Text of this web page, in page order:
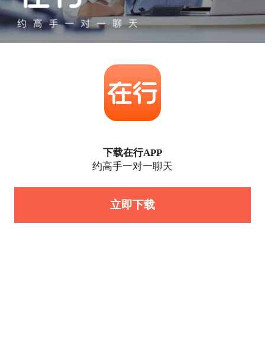
下载在行APP
约高手一对一聊天
立即下载